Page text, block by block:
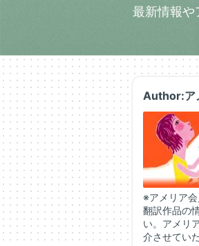
最新情報や
Author:ア
※アメリア
翻訳作品の
い。アメリ
介させてい